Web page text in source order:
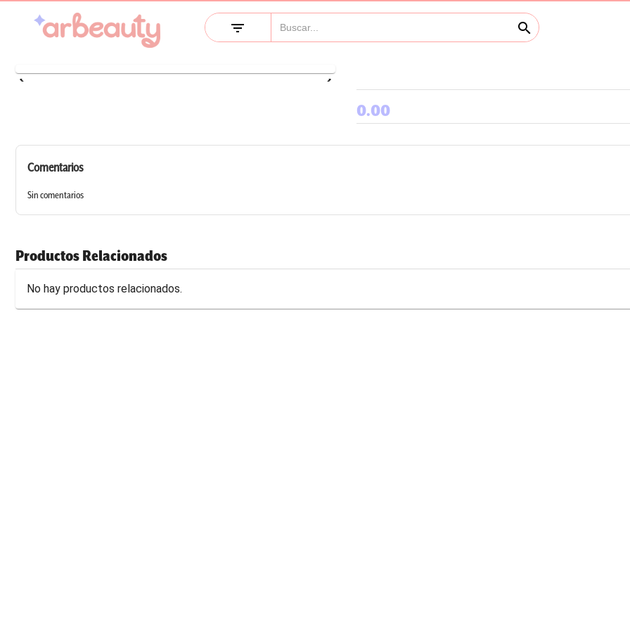
filter_list search
keyboard_arrow_left keyboard_arrow_right
0.00
Comentarios
Sin comentarios
Productos Relacionados
No hay productos relacionados.